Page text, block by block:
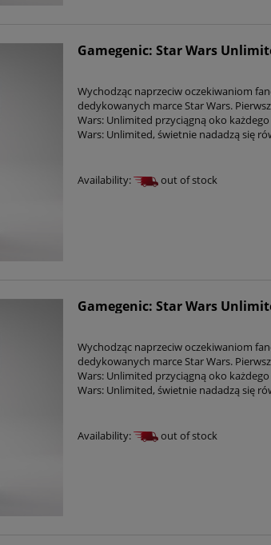
Gamegenic: Star Wars
Wychodząc naprzeciw oczekiwaniom
dedykowanych marce Star Wars.
Wars: Unlimited przyciągną oko
Wars: Unlimited, świetnie nadadzą się
Availability: out of stock
Gamegenic: Star Wars
Wychodząc naprzeciw oczekiwaniom
dedykowanych marce Star Wars.
Wars: Unlimited przyciągną oko
Wars: Unlimited, świetnie nadadzą się
Availability: out of stock